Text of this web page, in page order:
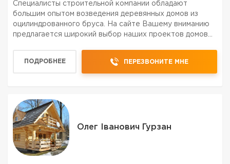
Специалисты строительной компании обладают
большим опытом возведения деревянных домов из
оцилиндрованного бруса. На сайте Вашему вниманию
предлагается широкий выбор наших проектов домов
ПОДРОБНЕЕ ПЕРЕЗВОНИТЕ МНЕ
Олег Іванович Гурзан